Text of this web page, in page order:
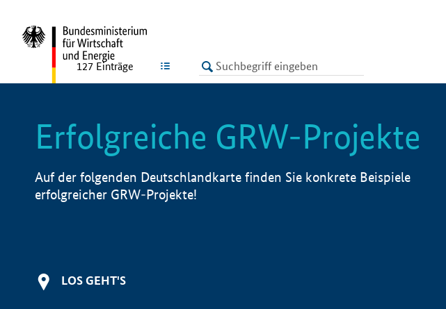
LISTE
127 Einträge
Erfolgreiche GRW-Projekte
Auf der folgenden Deutschlandkarte finden Sie konkrete Beispiele
erfolgreicher GRW-Projekte!
LOS GEHT'S